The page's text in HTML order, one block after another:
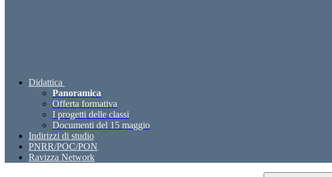
Didattica
Panoramica
Offerta formativa
I progetti delle classi
Documenti del 15 maggio
Indirizzi di studio
PNRR/POC/PON
Ravizza Network